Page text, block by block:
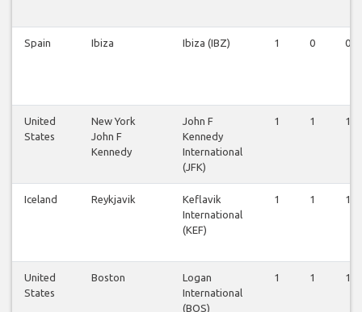
Spain Ibiza Ibiza (IBZ) 1 0 0
United
States
New York
John F
Kennedy
John F
Kennedy
International
(JFK)
1 1 1
Iceland Reykjavik
Keflavik
International
(KEF)
1 1 1
United
States
Boston
Logan
International
(BOS)
1 1 1